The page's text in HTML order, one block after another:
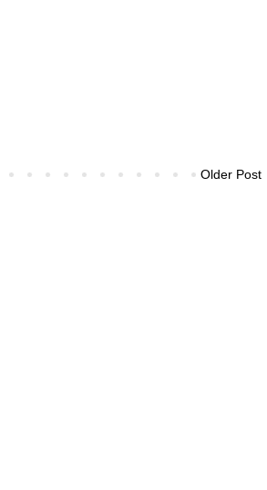
Older Post